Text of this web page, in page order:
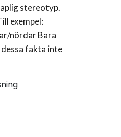
stereotyp.
exempel:
nördar Bara
fakta inte